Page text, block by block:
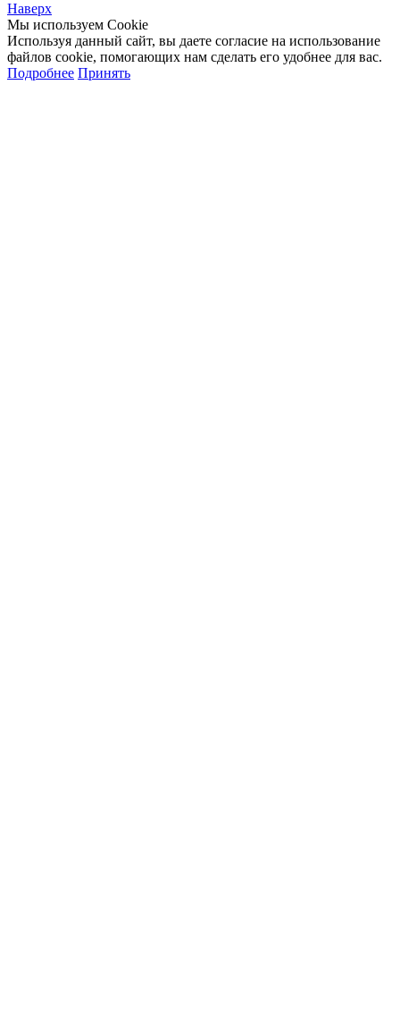
Наверх
Мы используем Cookie
Используя данный сайт, вы даете согласие на использование
файлов cookie, помогающих нам сделать его удобнее для вас.
Подробнее Принять